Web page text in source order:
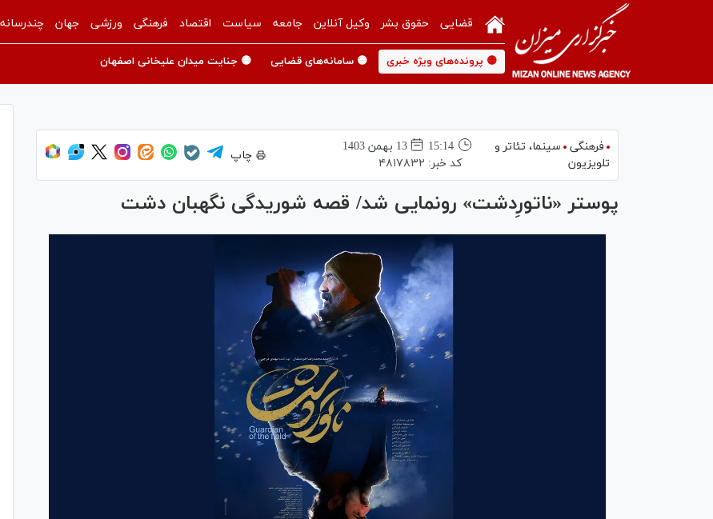
قضایی حقوق بشر وکیل آنلاین جامعه سیاست اقتصاد فرهنگی ورزشی جهان
🟡 پرونده‌های ویژه خبری 🟡 سامانه‌های قضایی 🟡 جنایت میدان علیخانی اصفهان
فرهنگی
سینما،‌ تئاتر و
تلویزیون
15:14
13 بهمن 1403
کد خبر: ۴۸۱۷۸۳۲
چاپ
پوستر «ناتورِدشت» رونمایی شد/ قصه شوریدگی نگهبان دشت